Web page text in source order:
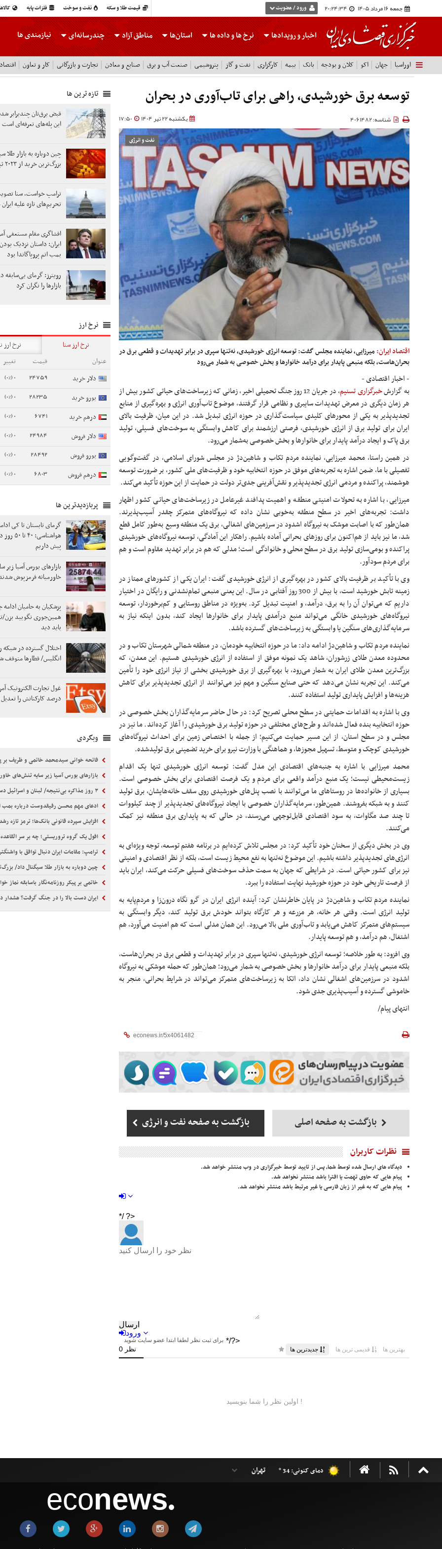
قیمت طلا و سکه نفت و سوخت فلزات پایه جمعه 16 مرداد 1405 20:24:35 ورود / عضویت
اخبار و رویدادها نرخ هاو داده ها استان‌ها مناطق آزاد چندرسانه‌ای نیازمندی ها
اوراسیا جهان اکو کلان و بودجه بانک بیمه کارگزاری نفت و گاز پتروشیمی صنعت آب و برق صنایع و معادن تجارت و بازرگانی کار و تعاون
توسعه برق خورشیدی، راهی برای تاب‌آوری در بحران
یکشنبه 22 تیر 1404 17:50 شناسه: 4061482
نفت و انرژی
اقتصاد ایران: میرزایی، نماینده مجلس گفت: توسعه انرژی خورشیدی، نه‌تنها سپری در برابر تهدیدات و قطعی برق در
بحران‌هاست، بلکه منبعی پایدار برای درآمد خانوارها و بخش خصوصی به شمار می‌رود
- اخبار اقتصادی -
به گزارشخبرگزاری تسنیم
، در جریان 12 روز جنگ تحمیلی اخیر، زمانی که زیرساخت‌های حیاتی کشور بیش از
هر زمان دیگری در معرض تهدیدات سایبری و نظامی قرار گرفتند، موضوع تاب‌آوری انرژی و بهره‌گیری از منابع
تجدیدپذیر به یکی از محورهای کلیدی سیاست‌گذاری در حوزه انرژی تبدیل شد. در این میان، ظرفیت بالای
ایران برای تولید برق از انرژی خورشیدی، فرصتی ارزشمند برای کاهش وابستگی به سوخت‌های فسیلی، تولید
برق پاک و ایجاد درآمد پایدار برای خانوارها و بخش خصوصی به‌شمار می‌رود.
در همین راستا، محمد میرزایی، نماینده مردم تکاب و شاهین‌دژ در مجلس شورای اسلامی، در گفت‌وگویی
تفصیلی با ما، ضمن اشاره به تجربه‌های موفق در حوزه انتخابیه خود و ظرفیت‌های ملی کشور، بر ضرورت توسعه
هوشمند، پراکنده و مردمی انرژی تجدیدپذیر و نقش‌آفرینی جدی‌تر دولت در حمایت از این حوزه تأکید می‌کند.
میرزایی، با اشاره به تحولات امنیتی منطقه و اهمیت پدافند غیرعامل در زیرساخت‌های حیاتی کشور اظهار
داشت: تجربه‌های اخیر در سطح منطقه به‌خوبی نشان داده که نیروگاه‌های متمرکز چقدر آسیب‌پذیرند.
همان‌طور که با اصابت موشک به نیروگاه اشدود در سرزمین‌های اشغالی، برق یک منطقه وسیع به‌طور کامل قطع
شد، ما نیز باید از هم‌اکنون برای روزهای بحرانی آماده باشیم. راهکار این آمادگی، توسعه نیروگاه‌های خورشیدی
پراکنده و بومی‌سازی تولید برق در سطح محلی و خانوادگی است؛ مدلی که هم در برابر تهدید مقاوم است و هم
برای مردم سودآور.
وی با تأکید بر ظرفیت بالای کشور در بهره‌گیری از انرژی خورشیدی گفت: ایران یکی از کشورهای ممتاز در
زمینه تابش خورشید است، با بیش از 300 روز آفتابی در سال. این یعنی منبعی تمام‌نشدنی و رایگان در اختیار
داریم که می‌توان آن را به برق، درآمد، و امنیت تبدیل کرد. به‌ویژه در مناطق روستایی و کم‌برخوردار، توسعه
نیروگاه‌های خورشیدی خانگی می‌تواند منبع درآمدی پایدار برای خانوارها ایجاد کند، بدون اینکه نیاز به
سرمایه‌گذاری‌های سنگین یا وابستگی به زیرساخت‌های گسترده باشد.
نماینده مردم تکاب و شاهین‌دژ ادامه داد: ما در حوزه انتخابیه خودمان، در منطقه شمالی شهرستان تکاب و در
محدوده معدن طلای زرشوران، شاهد یک نمونه موفق از استفاده از انرژی خورشیدی هستیم. این معدن، که
بزرگ‌ترین معدن طلای ایران به شمار می‌رود، با بهره‌گیری از برق خورشیدی بخشی از نیاز انرژی خود را تأمین
می‌کند. این تجربه نشان می‌دهد که حتی صنایع سنگین و مهم نیز می‌توانند از انرژی تجدیدپذیر برای کاهش
هزینه‌ها و افزایش پایداری تولید استفاده کنند.
وی با اشاره به اقدامات حمایتی در سطح محلی تصریح کرد: در حال حاضر سرمایه‌گذاران بخش خصوصی در
حوزه انتخابیه بنده فعال شده‌اند و طرح‌های مختلفی در حوزه تولید برق خورشیدی را آغاز کرده‌اند. ما نیز در
مجلس و در سطح استان، از این مسیر حمایت می‌کنیم؛ از جمله با اختصاص زمین برای احداث نیروگاه‌های
خورشیدی کوچک و متوسط، تسهیل مجوزها، و هماهنگی با وزارت نیرو برای خرید تضمینی برق تولیدشده.
محمد میرزایی با اشاره به جنبه‌های اقتصادی این مدل گفت: توسعه انرژی خورشیدی تنها یک اقدام
زیست‌محیطی نیست؛ یک منبع درآمد واقعی برای مردم و یک فرصت اقتصادی برای بخش خصوصی است.
بسیاری از خانواده‌ها در روستاهای ما می‌توانند با نصب پنل‌های خورشیدی روی سقف خانه‌هایشان، برق تولید
کنند و به شبکه بفروشند. همین‌طور، سرمایه‌گذاران خصوصی با ایجاد نیروگاه‌های تجدیدپذیر از چند کیلووات
تا چند صد مگاوات، به سود اقتصادی قابل‌توجهی می‌رسند، در حالی که به پایداری برق منطقه نیز کمک
می‌کنند.
وی در بخش دیگری از سخنان خود تأکید کرد: در مجلس تلاش کرده‌ایم در برنامه هفتم توسعه، توجه ویژه‌ای به
انرژی‌های تجدیدپذیر داشته باشیم. این موضوع نه‌تنها به نفع محیط زیست است، بلکه از نظر اقتصادی و امنیتی
نیز برای کشور حیاتی است. در شرایطی که جهان به سمت حذف سوخت‌های فسیلی حرکت می‌کند، ایران باید
از فرصت تاریخی خود در حوزه خورشید نهایت استفاده را ببرد.
نماینده مردم تکاب و شاهین‌دژ در پایان خاطرنشان کرد: آینده انرژی ایران در گرو نگاه درون‌زا و مردم‌پایه به
تولید انرژی است. وقتی هر خانه، هر مزرعه و هر کارگاه بتواند خودش برق تولید کند، دیگر وابستگی به
سیستم‌های متمرکز کاهش می‌یابد و تاب‌آوری ملی بالا می‌رود. این همان مدلی است که هم امنیت می‌آورد، هم
اشتغال، هم درآمد، و هم توسعه پایدار.
وی افزود: به طور خلاصه؛ توسعه انرژی خورشیدی، نه‌تنها سپری در برابر تهدیدات و قطعی برق در بحران‌هاست،
بلکه منبعی پایدار برای درآمد خانوارها و بخش خصوصی به شمار می‌رود؛ همان‌طور که حمله موشکی به نیروگاه
اشدود در سرزمین‌های اشغالی نشان داد، اتکا به زیرساخت‌های متمرکز می‌تواند در شرایط بحرانی، منجر به
خاموشی گسترده و آسیب‌پذیری جدی شود.
انتهای پیام/
بازگشت به صفحه اصلی بازگشت به صفحه نفت و انرژی
نظرات کاربران
دیدگاه های ارسال شده توسط شما، پس از تایید توسط خبرگزاری در وب منتشر خواهد شد.
پیام هایی که حاوی تهمت یا افترا باشد منتشر نخواهد شد.
پیام هایی که به غیر از زبان فارسی یا غیر مرتبط باشد منتشر نخواهد شد.
تازه ترین ها
قبض برق‌تان چندبرابر
این پله‌های تعرفه‌ای است
چین دوباره به بازار طلا
بزرگ‌ترین خرید از ۲۰۲۳ ثبت شد
ترامپ خواست، سنا
تحریم‌های تازه علیه
افشاگری مقام مستعفی
ایران: داستان نزدیک
بمب اتم پروپاگاندا بود
رویترز: گرمای بی‌سابقه
بازارها را نگران کرد
نرخ ارز
نرخ ارز سنا
نرخ ارز
عنوان
قیمت تغییر
دلار خرید
24759
0 (0%)
یورو خرید 28235
0 (0%)
درهم خرید 6741
0 (0%)
دلار فروش 24984
0 (0%)
یورو فروش 28492
0 (0%)
درهم فروش 6803
0 (0%)
پربازدیدترین ها
گرمای تابستان تا کی
پیش داریم
بازارهای بورس آسیا زیر
خاورمیانه قرمزپوش
پزشکیان به حامیان
همین‌جوری نگویید بزن/
باید دید
اختلال گسترده در شبکه
انگلیس/ قطارها متوقف
درصد کارکنانش را
وبگردی
فاتحه خوانی سیدمحمد خاتمی و ظریف بر پیکر ابوالقاسم قاسم‌زاده/ همتی هم برای
بازارهای بورس آسیا زیر سایه تنش‌های خاورمیانه
ادعای مهم محسن رفیقدوست درباره بمب اتم: می‌توانیم بسازیم، اما
افزایش سپرده قانونی بانک‌ها؛ ترمز تازه
افول یک گروه تروریستی؛ چه بر سر القاعده آمد؟ | آیا این سازمان تروریستی از هم پاشیده یا
ترامپ: مقامات ایران دنبال توافق با
چین دوباره به بازار طلا سیگنال داد/ بزرگ‌ترین خرید از
خاتمی بر پیکر روزنامه‌نگار باسابقه نماز خواند/ ظریف و همتی
ایران دست بالا را در جنگ گرفت؟ هشدار درباره کاهش ذخایر
دمای کنونی: 34 °
econews●